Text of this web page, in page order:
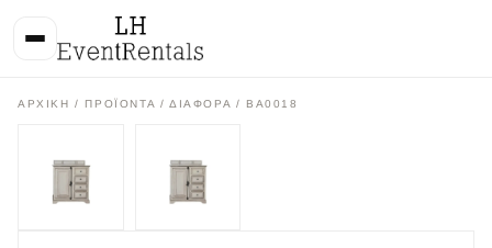
ΑΡΧΙΚΉ / ΠΡΟΪΌΝΤΑ /ΔΙΑΦΟΡΑ / BA0018